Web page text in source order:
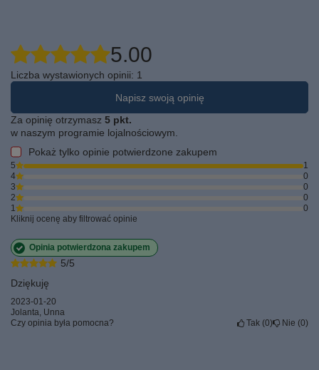
5.00
Liczba wystawionych opinii: 1
Napisz swoją opinię
Za opinię otrzymasz 5 pkt.
w naszym programie lojalnościowym.
Pokaż tylko opinie potwierdzone zakupem
5
1
4
0
3
0
2
0
1
0
Kliknij ocenę aby filtrować opinie
5/5
Opinia potwierdzona zakupem
Dziękuję
2023-01-20
Jolanta, Unna
Czy opinia była pomocna?
Tak 0 Nie 0